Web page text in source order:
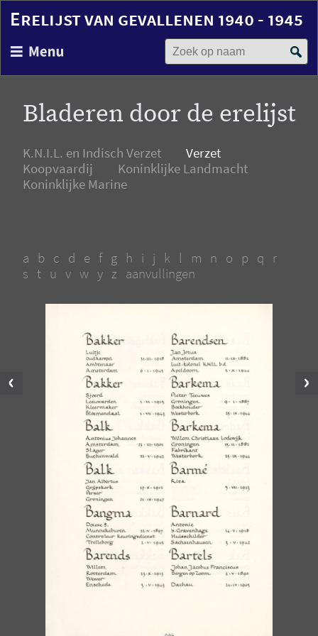
en
inhoud
gaan
Erelijst van gevallenen 1940 - 1945
Zoek op naam
Bladeren door de erelijst
K.N.I.L. en Indisch Verzet Verzet
a b c d e f g h i j k l m n o p q r
s t u v w y z aanvullingen
Koopvaardij
Koninklijke Landmacht
Koninklijke Marine